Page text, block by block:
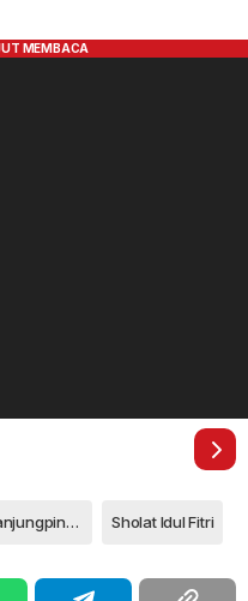
Polresta Tanjungpinang Sholat Idul Fitri